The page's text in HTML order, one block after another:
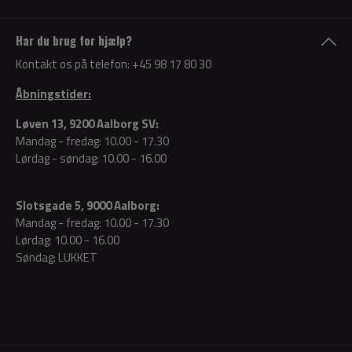
Har du brug for hjælp?
Kontakt os på telefon: +45 98 17 80 30
Åbningstider:
Løven 13, 9200 Aalborg SV:
Mandag - fredag: 10.00 - 17.30
Lørdag - søndag: 10.00 - 16.00
Slotsgade 5, 9000 Aalborg:
Mandag - fredag: 10.00 - 17.30
Lørdag: 10.00 - 16.00
Søndag: LUKKET